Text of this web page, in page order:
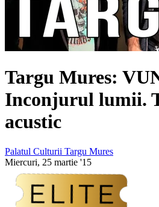
Targu Mures:
Inconjurul lumii.
acustic
Palatul Culturii Targu Mures
Miercuri, 25 martie '15